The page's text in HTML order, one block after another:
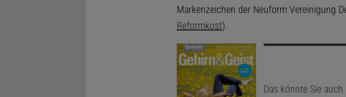
Markenzeichen der Neuform Vereinigung
Reformkost).
Das könnte Sie